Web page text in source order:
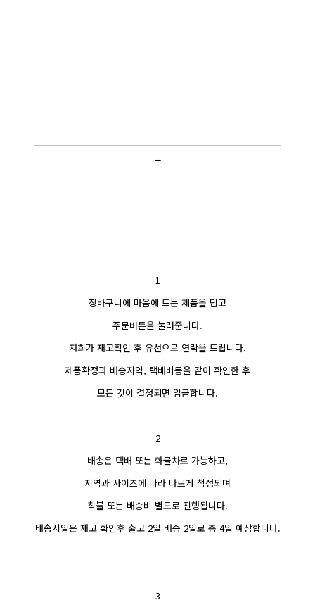
1
장바구니에 마음에 드는 제품을 담고
주문버튼을 눌러줍니다.
저희가 재고확인 후 유선으로 연락을 드립니다.
제품확정과 배송지역, 택배비등을 같이 확인한 후
모든 것이 결정되면 입금합니다.
2
배송은 택배 또는 화물차로 가능하고,
지역과 사이즈에 따라 다르게 책정되며
착불 또는 배송비 별도로 진행됩니다.
배송시일은 재고 확인후 출고 2일 배송 2일로 총 4일 예상합니다.
3